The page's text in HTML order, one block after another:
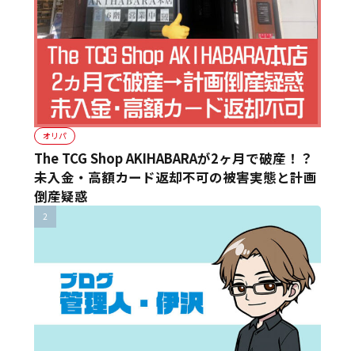
オリパ
The TCG Shop AKIHABARAが2ヶ月で破産！？
未入金・高額カード返却不可の被害実態と計画
倒産疑惑